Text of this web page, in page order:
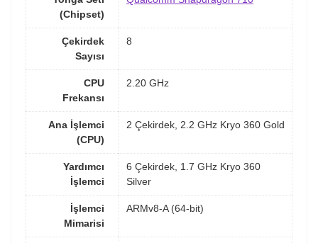
(Chipset)
Çekirdek
Sayısı
8
CPU
Frekansı
2.20 GHz
Ana İşlemci
(CPU)
2 Çekirdek, 2.2 GHz Kryo 360 Gold
Yardımcı
İşlemci
6 Çekirdek, 1.7 GHz Kryo 360
Silver
İşlemci
Mimarisi
ARMv8-A (64-bit)